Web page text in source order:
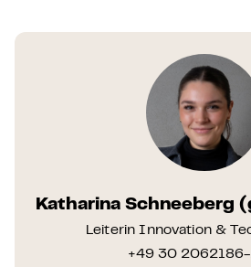
Katharina Schneeberg
Leiterin Innovation &
+49 30 2062186-